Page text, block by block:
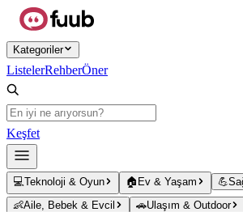
Ana içeriğe atla
Kategoriler
ListelerRehberÖner
Keşfet
💻Teknoloji & Oyun 🏠 Ev & Yaşam 💪
👶Aile, Bebek & Evcil 🚗Ulaşım & Outdoor